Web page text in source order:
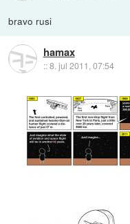
bravo rusi
hamax
::8. jul 2011, 07:54